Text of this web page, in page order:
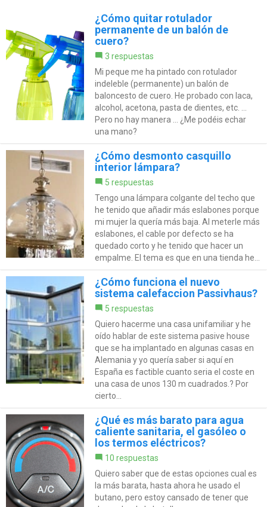
¿Cómo quitar rotulador
permanente de un balón de
cuero?
3 respuestas
Mi peque me ha pintado con rotulador
indeleble (permanente) un balón de
baloncesto de cuero. He probado con laca,
alcohol, acetona, pasta de dientes, etc. ...
Pero no hay manera ... ¿Me podéis echar
una mano?
¿Cómo desmonto casquillo
interior lámpara?
5 respuestas
Tengo una lámpara colgante del techo que
he tenido que añadir más eslabones porque
mi mujer la quería más baja. Al meterle más
eslabones, el cable por defecto se ha
quedado corto y he tenido que hacer un
empalme. El tema es que en una tienda he...
¿Cómo funciona el nuevo
sistema calefaccion Passivhaus?
5 respuestas
Quiero hacerme una casa unifamiliar y he
oído hablar de este sistema pasive house
que se ha implantado en algunas casas en
Alemania y yo quería saber si aquí en
España es factible cuanto seria el coste en
una casa de unos 130 m cuadrados.? Por
cierto...
¿Qué es más barato para agua
caliente sanitaria, el gasóleo o
los termos eléctricos?
10 respuestas
Quiero saber que de estas opciones cual es
la más barata, hasta ahora he usado el
butano, pero estoy cansado de tener que